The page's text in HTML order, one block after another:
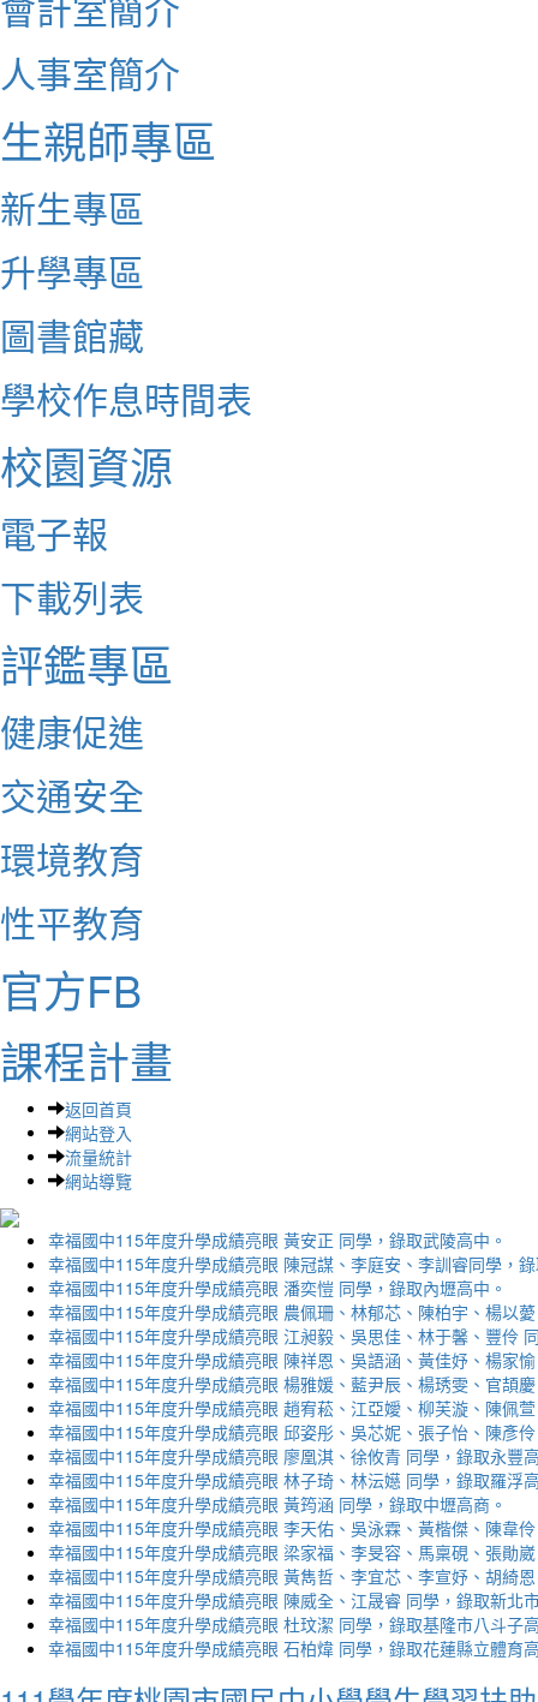
人事室簡介
生親師專區
新生專區
升學專區
圖書館藏
學校作息時間表
校園資源
電子報
下載列表
評鑑專區
健康促進
交通安全
環境教育
性平教育
官方FB
課程計畫
返回首頁
網站登入
流量統計
網站導覽
幸福國中115年度升學成績亮眼 黃安正 同學，錄取武陵高中。
幸福國中115年度升學成績亮眼 陳冠謀、李庭安、李訓睿同學，
幸福國中115年度升學成績亮眼 潘奕愷 同學，錄取內壢高中。
幸福國中115年度升學成績亮眼 農佩珊、林郁芯、陳柏宇、楊以
幸福國中115年度升學成績亮眼 江昶毅、吳思佳、林于馨、豐伶
幸福國中115年度升學成績亮眼 陳祥恩、吳語涵、黃佳妤、楊家
幸福國中115年度升學成績亮眼 楊雅媛、藍尹辰、楊琇雯、官頡
幸福國中115年度升學成績亮眼 趙宥菘、江亞嬡、柳芙漩、陳佩
幸福國中115年度升學成績亮眼 邱姿彤、吳芯妮、張子怡、陳彥
幸福國中115年度升學成績亮眼 廖凰淇、徐攸青 同學，錄取永豐
幸福國中115年度升學成績亮眼 林子琦、林沄嬨 同學，錄取羅浮
幸福國中115年度升學成績亮眼 黃筠涵 同學，錄取中壢高商。
幸福國中115年度升學成績亮眼 李天佑、吳泳霖、黃楷傑、陳韋
幸福國中115年度升學成績亮眼 梁家福、李旻容、馬稟硯、張勛
幸福國中115年度升學成績亮眼 黃雋哲、李宜芯、李宣妤、胡綺
幸福國中115年度升學成績亮眼 陳威全、江晟睿 同學，錄取新北
幸福國中115年度升學成績亮眼 杜玟潔 同學，錄取基隆市八斗子
幸福國中115年度升學成績亮眼 石柏煒 同學，錄取花蓮縣立體育